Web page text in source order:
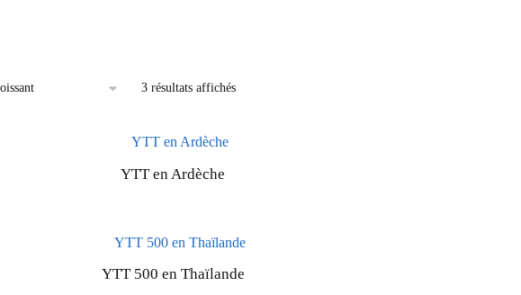
3 résultats affichés
YTT en Ardèche
YTT 500 en Thaïlande